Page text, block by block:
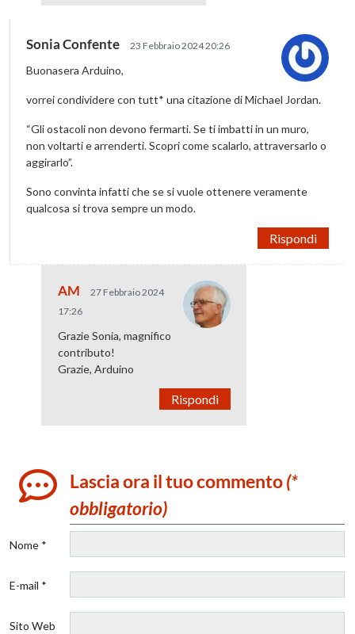
Sonia Confente 23 Febbraio 2024 20:26
Buonasera Arduino,
vorrei condividere con tutt* una citazione di Michael Jordan.
“Gli ostacoli non devono fermarti. Se ti imbatti in un muro,
non voltarti e arrenderti. Scopri come scalarlo, attraversarlo o
aggirarlo”.
Sono convinta infatti che se si vuole ottenere veramente
qualcosa si trova sempre un modo.
Rispondi
AM
27 Febbraio 2024
17:26
Grazie Sonia, magnifico
contributo!
Grazie, Arduino
Rispondi
Lascia ora il tuo commento(*
obbligatorio)
Nome *
E-mail *
Sito Web